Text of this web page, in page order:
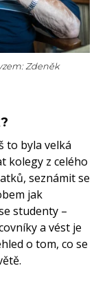
Zdeněk
to byla velká
kolegy z celého
seznámit se
jak
studenty –
a vést je
o tom, co se